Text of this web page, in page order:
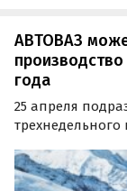
АВТОВАЗ
года
25 апреля
начале мая
остановить